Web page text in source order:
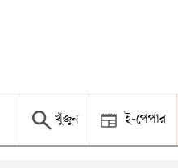
খুঁজুন ই-পেপার